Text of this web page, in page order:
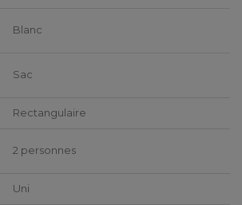
Blanc
Sac
Rectangulaire
2 personnes
Uni